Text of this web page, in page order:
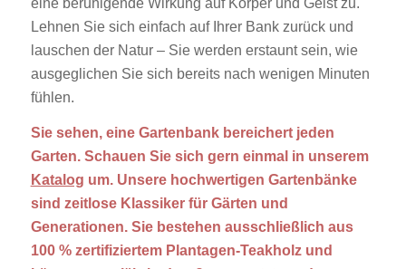
Lehnen Sie sich einfach auf Ihrer Bank zurück und
lauschen der Natur – Sie werden erstaunt sein, wie
ausgeglichen Sie sich bereits nach wenigen Minuten
fühlen.
Sie sehen, eine Gartenbank bereichert jeden
Garten. Schauen Sie sich gern einmal in unserem
Katalog um. Unsere hochwertigen Gartenbänke
sind zeitlose Klassiker für Gärten und
Generationen. Sie bestehen ausschließlich aus
100 % zertifiziertem Plantagen-Teakholz und